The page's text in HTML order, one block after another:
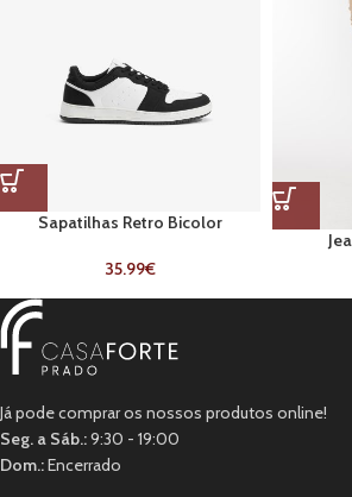
Sapatilhas Retro Bicolor
35.99€
Já pode comprar os nossos produtos online!
Seg. a Sáb.:9:30 - 19:00
Dom.:Encerrado